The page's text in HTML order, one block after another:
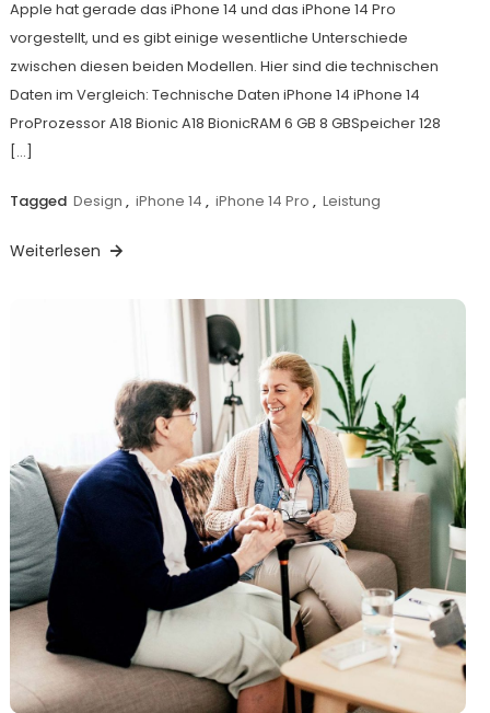
Apple hat gerade das iPhone 14 und das iPhone 14 Pro
vorgestellt, und es gibt einige wesentliche Unterschiede
zwischen diesen beiden Modellen. Hier sind die technischen
Daten im Vergleich: Technische Daten iPhone 14 iPhone 14
ProProzessor A18 Bionic A18 BionicRAM 6 GB 8 GBSpeicher 128
[…]
Tagged Design , iPhone 14 , iPhone 14 Pro , Leistung
Weiterlesen